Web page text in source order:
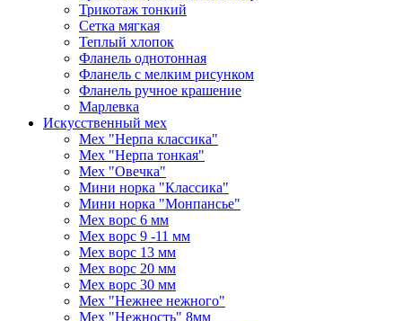
Трикотаж тонкий
Сетка мягкая
Теплый хлопок
Фланель однотонная
Фланель с мелким рисунком
Фланель ручное крашение
Марлевка
Искусственный мех
Мех "Нерпа классика"
Мех "Нерпа тонкая"
Мех "Овечка"
Мини норка "Классика"
Мини норка "Монпансье"
Мех ворс 6 мм
Мех ворс 9 -11 мм
Мех ворс 13 мм
Мех ворс 20 мм
Мех ворс 30 мм
Мех "Нежнее нежного"
Мех "Нежность" 8мм